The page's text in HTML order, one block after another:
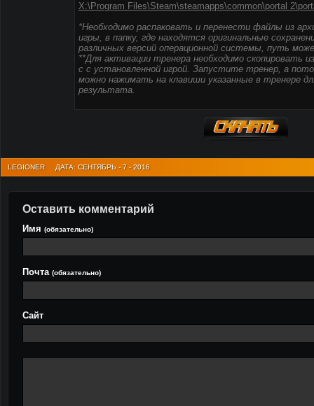
X:\Program Files\Steam\steamapps\common\portal
*Необходимо распаковать и перенести файлы из
игры, в папку, где находятся оригинальные
различных версий операционной системы, путь
**Для активации тренера необходимо скопировать
с с установленной игрой. Запустите тренер, а
можно нажимать на клавиши указанные в тренере
результата.
LEGIONER ДАТА: СЕНТЯБРЬ - 7 - 2016
Оставить комментарий
Имя (обязательно)
Почта (обязательно)
Сайт